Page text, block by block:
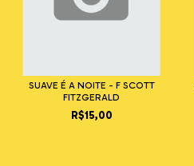
SUAVE É A NOITE - F SCOTT
FITZGERALD
R$15,00